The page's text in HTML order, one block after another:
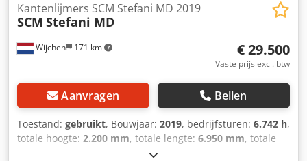
Wijchen 171 km
Kantenlijmers SCM Stefani MD 2019
SCM Stefani MD
€ 29.500
Vaste prijs excl. btw
Aanvragen Bellen
Toestand: gebruikt, Bouwjaar: 2019, bedrijfsturen: 6.742 h,
totale hoogte: 2.200 mm, totale lengte: 6.950 mm, totale
, Kleur: Wit Gewicht: 3.700 kg -